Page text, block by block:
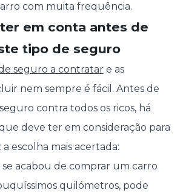
com muita frequência.
em conta antes de
tipo de seguro
seguro a contratare as
nem sempre é fácil. Antes de
contra todos os ricos, há
deve ter em consideração para
escolha mais acertada:
se acabou de comprar um carro
quilómetros, pode